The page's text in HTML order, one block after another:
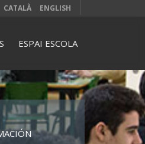
CATALÀ ENGLISH
ESPAI ESCOLA